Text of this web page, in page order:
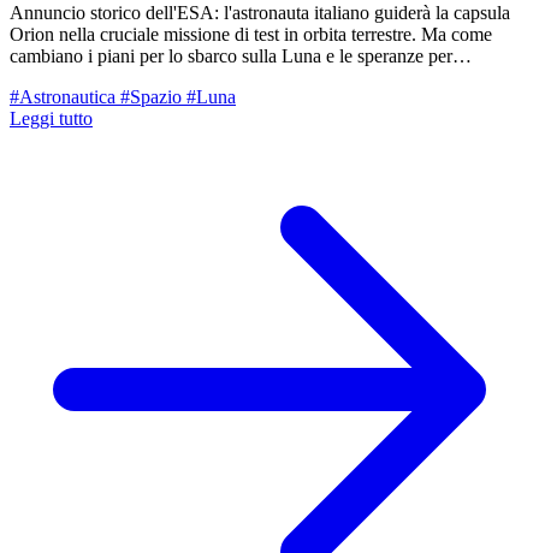
Annuncio storico dell'ESA: l'astronauta italiano guiderà la capsula
Orion nella cruciale missione di test in orbita terrestre. Ma come
cambiano i piani per lo sbarco sulla Luna e le speranze per
#Astronautica #Spazio #Luna
Leggi tutto